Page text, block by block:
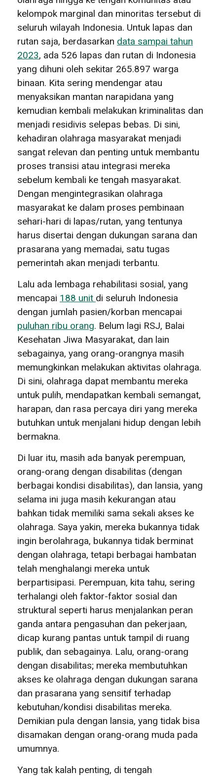
kelompok marginal dan minoritas tersebut di
seluruh wilayah Indonesia. Untuk lapas dan
rutan saja, berdasarkan data sampai tahun
2023, ada 526 lapas dan rutan di Indonesia
yang dihuni oleh sekitar 265.897 warga
binaan. Kita sering mendengar atau
menyaksikan mantan narapidana yang
kemudian kembali melakukan kriminalitas dan
menjadi residivis selepas bebas. Di sini,
kehadiran olahraga masyarakat menjadi
sangat relevan dan penting untuk membantu
proses transisi atau integrasi mereka
sebelum kembali ke tengah masyarakat.
Dengan mengintegrasikan olahraga
masyarakat ke dalam proses pembinaan
sehari-hari di lapas/rutan, yang tentunya
harus disertai dengan dukungan sarana dan
prasarana yang memadai, satu tugas
pemerintah akan menjadi terbantu.
Lalu ada lembaga rehabilitasi sosial, yang
mencapai 188 unit di seluruh Indonesia
dengan jumlah pasien/korban mencapai
puluhan ribu orang. Belum lagi RSJ, Balai
Kesehatan Jiwa Masyarakat, dan lain
sebagainya, yang orang-orangnya masih
memungkinkan melakukan aktivitas olahraga.
Di sini, olahraga dapat membantu mereka
untuk pulih, mendapatkan kembali semangat,
harapan, dan rasa percaya diri yang mereka
butuhkan untuk menjalani hidup dengan lebih
bermakna.
Di luar itu, masih ada banyak perempuan,
orang-orang dengan disabilitas (dengan
berbagai kondisi disabilitas), dan lansia, yang
selama ini juga masih kekurangan atau
bahkan tidak memiliki sama sekali akses ke
olahraga. Saya yakin, mereka bukannya tidak
ingin berolahraga, bukannya tidak berminat
dengan olahraga, tetapi berbagai hambatan
telah menghalangi mereka untuk
berpartisipasi. Perempuan, kita tahu, sering
terhalangi oleh faktor-faktor sosial dan
struktural seperti harus menjalankan peran
ganda antara pengasuhan dan pekerjaan,
dicap kurang pantas untuk tampil di ruang
publik, dan sebagainya. Lalu, orang-orang
dengan disabilitas; mereka membutuhkan
akses ke olahraga dengan dukungan sarana
dan prasarana yang sensitif terhadap
kebutuhan/kondisi disabilitas mereka.
Demikian pula dengan lansia, yang tidak bisa
disamakan dengan orang-orang muda pada
umumnya.
Yang tak kalah penting, di tengah